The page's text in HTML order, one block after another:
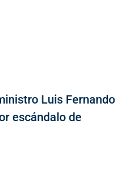
Luis Fernando
escándalo de